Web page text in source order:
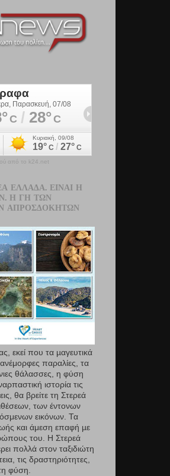
από το k24.net
ΕΛΛΆΔΑ. ΕΊΝΑΙ Η
Η ΓΗ ΤΩΝ
ΑΠΡΟΣΔΌΚΗΤΩΝ
εκεί που τα µαγευτικά
παραλίες, τα
θάλασσες, η φύση
ιστορία τις
θα βρείτε τη Στερεά
των έντονων
εικόνων. Τα
ζωής και άμεση επαφή µε
του. Η Στερεά
πολλά στον ταξιδιώτη
τις δραστηριότητες,
φύση.